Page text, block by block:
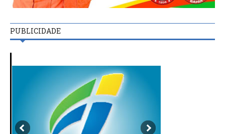
PUBLICIDADE